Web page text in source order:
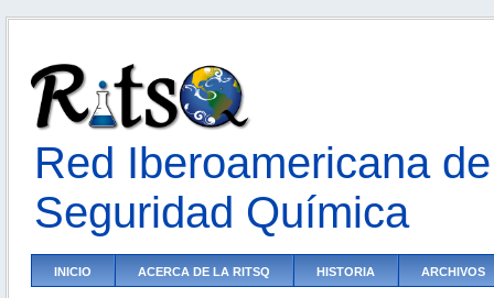
Red Iberoamericana
Seguridad Química
INICIO ACERCA DE LA RITSQ HISTORIA ARCHIVOS